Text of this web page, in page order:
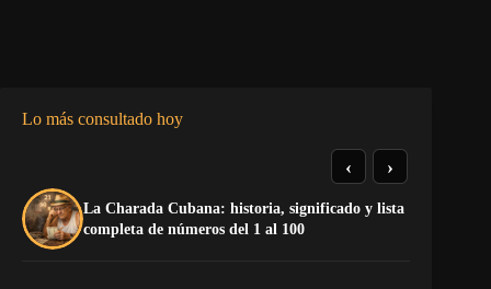
Lo más consultado hoy
La Charada Cubana: historia, significado y lista
completa de números del 1 al 100
‹ ›